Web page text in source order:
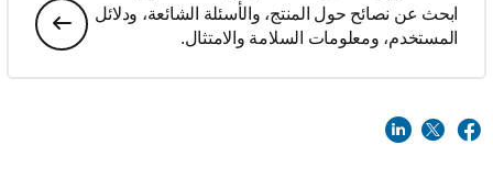
ابحث عن نصائح حول المنتج، والأسئلة الشائعة، ودلائل
المستخدم، ومعلومات السلامة والامتثال.